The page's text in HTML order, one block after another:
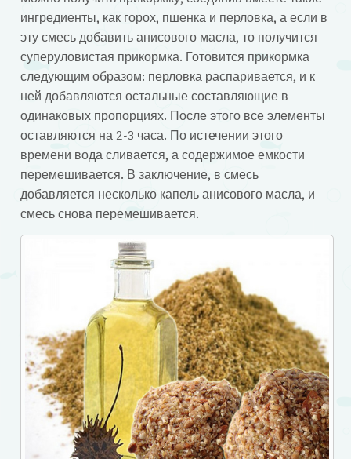
ингредиенты, как горох, пшенка и перловка, а если в
эту смесь добавить анисового масла, то получится
суперуловистая прикормка. Готовится прикормка
следующим образом: перловка распаривается, и к
ней добавляются остальные составляющие в
одинаковых пропорциях. После этого все элементы
оставляются на 2-3 часа. По истечении этого
времени вода сливается, а содержимое емкости
перемешивается. В заключение, в смесь
добавляется несколько капель анисового масла, и
смесь снова перемешивается.